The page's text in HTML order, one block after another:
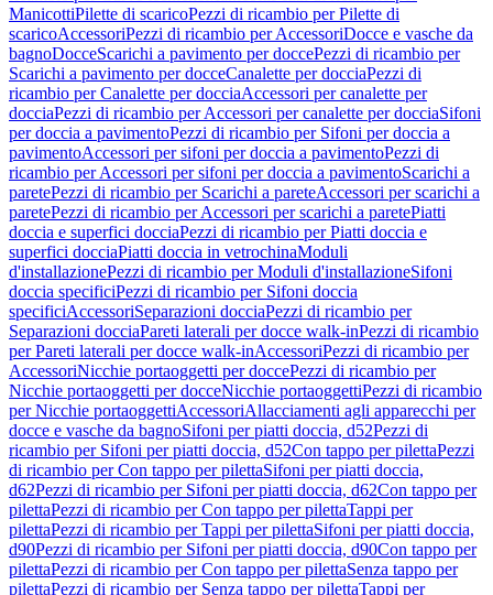
ManicottiPilette di scaricoPezzi di ricambio per Pilette di
scaricoAccessoriPezzi di ricambio per AccessoriDocce e vasche da
bagnoDocceScarichi a pavimento per doccePezzi di ricambio per
Scarichi a pavimento per docceCanalette per docciaPezzi di
ricambio per Canalette per docciaAccessori per canalette per
docciaPezzi di ricambio per Accessori per canalette per docciaSifoni
per doccia a pavimentoPezzi di ricambio per Sifoni per doccia a
pavimentoAccessori per sifoni per doccia a pavimentoPezzi di
ricambio per Accessori per sifoni per doccia a pavimentoScarichi a
paretePezzi di ricambio per Scarichi a pareteAccessori per scarichi a
paretePezzi di ricambio per Accessori per scarichi a paretePiatti
doccia e superfici docciaPezzi di ricambio per Piatti doccia e
superfici docciaPiatti doccia in vetrochinaModuli
d'installazionePezzi di ricambio per Moduli d'installazioneSifoni
doccia specificiPezzi di ricambio per Sifoni doccia
specificiAccessoriSeparazioni docciaPezzi di ricambio per
Separazioni docciaPareti laterali per docce walk-inPezzi di ricambio
per Pareti laterali per docce walk-inAccessoriPezzi di ricambio per
AccessoriNicchie portaoggetti per doccePezzi di ricambio per
Nicchie portaoggetti per docceNicchie portaoggettiPezzi di ricambio
per Nicchie portaoggettiAccessoriAllacciamenti agli apparecchi per
docce e vasche da bagnoSifoni per piatti doccia, d52Pezzi di
ricambio per Sifoni per piatti doccia, d52Con tappo per pilettaPezzi
di ricambio per Con tappo per pilettaSifoni per piatti doccia,
d62Pezzi di ricambio per Sifoni per piatti doccia, d62Con tappo per
pilettaPezzi di ricambio per Con tappo per pilettaTappi per
pilettaPezzi di ricambio per Tappi per pilettaSifoni per piatti doccia,
d90Pezzi di ricambio per Sifoni per piatti doccia, d90Con tappo per
pilettaPezzi di ricambio per Con tappo per pilettaSenza tappo per
pilettaPezzi di ricambio per Senza tappo per pilettaTappi per